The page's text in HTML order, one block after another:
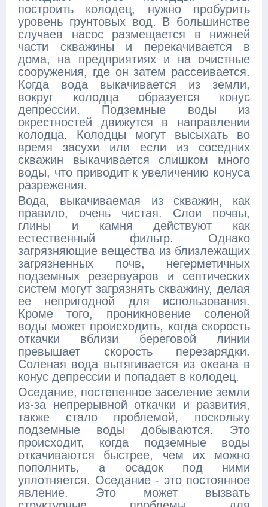
построить колодец, нужно пробурить
уровень грунтовых вод. В большинстве
случаев насос размещается в нижней
части скважины и перекачивается в
дома, на предприятиях и на очистные
сооружения, где он затем рассеивается.
Когда вода выкачивается из земли,
вокруг колодца образуется конус
депрессии. Подземные воды из
окрестностей движутся в направлении
колодца. Колодцы могут высыхать во
время засухи или если из соседних
скважин выкачивается слишком много
воды, что приводит к увеличению конуса
разрежения.
Вода, выкачиваемая из скважин, как
правило, очень чистая. Слои почвы,
глины и камня действуют как
естественный фильтр. Однако
загрязняющие вещества из близлежащих
загрязненных почв, негерметичных
подземных резервуаров и септических
систем могут загрязнять скважину, делая
ее непригодной для использования.
Кроме того, проникновение соленой
воды может происходить, когда скорость
откачки вблизи береговой линии
превышает скорость перезарядки.
Соленая вода вытягивается из океана в
конус депрессии и попадает в колодец.
Оседание, постепенное заселение земли
из-за непрерывной откачки и развития,
также стало проблемой, поскольку
подземные воды добываются. Это
происходит, когда подземные воды
откачиваются быстрее, чем их можно
пополнить, а осадок под ними
уплотняется. Оседание - это постоянное
явление. Это может вызвать